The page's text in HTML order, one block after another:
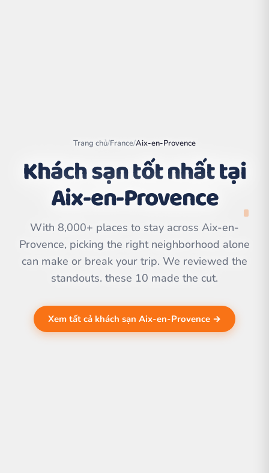
Leaflet
©
OpenStreetMap
contributors | ©
Trang chủ/France/Aix-en-Provence
Khách sạn tốt nhất tại
Aix-en-Provence
With 8,000+ places to stay across Aix-en-
Provence, picking the right neighborhood alone
can make or break your trip. We reviewed the
standouts. these 10 made the cut.
Xem tất cả khách sạn Aix-en-Provence →